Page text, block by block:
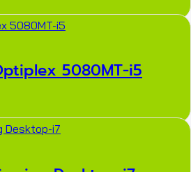
5080MT-i5